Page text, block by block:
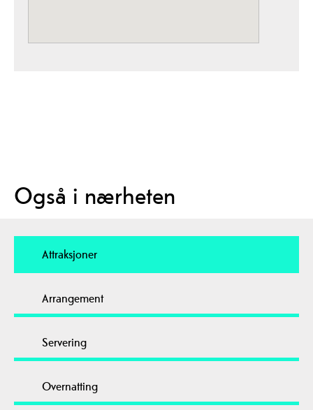
Også i nærheten
Attraksjoner
Arrangement
Servering
Overnatting